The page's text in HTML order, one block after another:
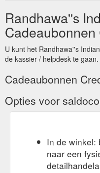
Randhawa''s
Cadeaubonnen
U kunt het Randhawa''s
de kassier / helpdesk te gaan.
Cadeaubonnen
Opties voor
In de winkel:
naar een